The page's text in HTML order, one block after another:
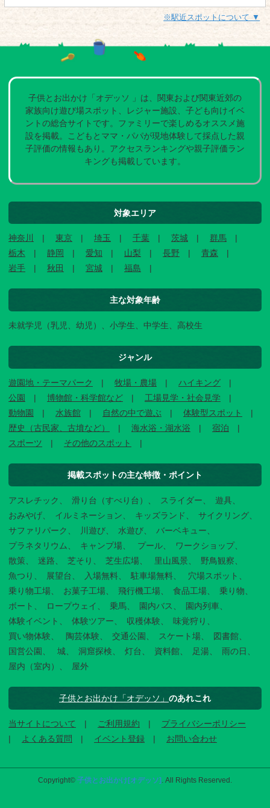
※駅近スポットについて ▼
子供とお出かけ「オデッソ 」は、関東および関東近郊の
家族向け遊び場スポット、レジャー施設、子ども向けイベ
ントの総合サイトです。ファミリーで楽しめるオススメ施
設を掲載。こどもとママ・パパが現地体験して採点した親
子評価の情報もあり。アクセスランキングや親子評価ラン
キングも掲載しています。
対象エリア
神奈川 東京 埼玉 千葉 茨城
群馬
栃木
静岡 愛知 山梨 長野
青森
岩手
秋田 宮城 福島
主な対象年齢
未就学児（乳児、幼児）、小学生、中学生、高校生
ジャンル
遊園地・テーマパーク 牧場・農場
ハイキング
公園
博物館・科学館など
工場見学・社会見学
動物園
水族館 自然の中で遊ぶ
体験型スポット
歴史（古民家、古墳など）
海水浴・湖水浴
宿泊
スポーツ
その他のスポット
掲載スポットの主な特徴・ポイント
アスレチック 滑り台（すべり台） スライダー
遊具
おみやげ
イルミネーション キッズランド
サイクリング
サファリパーク
川遊び 水遊び
バーベキュー
プラネタリウム
キャンプ場 プール
ワークショップ
散策
迷路 芝そり 芝生広場 里山風景
野鳥観察
魚つり
展望台 入場無料 駐車場無料
穴場スポット
乗り物工場
お菓子工場 飛行機工場 食品工場
乗り物
ボート
ロープウェイ 乗馬 園内バス
園内列車
体験イベント
体験ツアー 収穫体験
味覚狩り
買い物体験
陶芸体験 交通公園 スケート場
図書館
国営公園
城 洞窟探検 灯台 資料館 足湯
雨の日
屋内（室内）
屋外
子供とお出かけ「オデッソ」 のあれこれ
当サイトについて ご利用規約
プライバシーポリシー
よくある質問
イベント登録 お問い合わせ
Copyright© 子供とお出かけ[オデッソ] . All Rights Reserved.